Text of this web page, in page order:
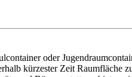
oder
kürzester Zeit Raumfläche